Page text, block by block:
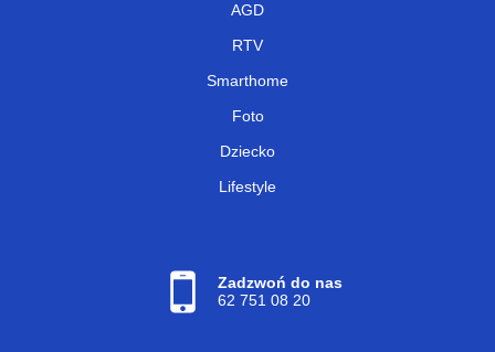
AGD
RTV
Smarthome
Foto
Dziecko
Lifestyle
Zadzwoń do nas
62 751 08 20